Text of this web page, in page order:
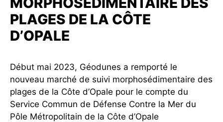
PLAGES DE LA CÔTE
D’OPALE
Début mai 2023, Géodunes a remporté le
nouveau marché de suivi morphosédimentaire des
plages de la Côte d’Opale pour le compte du
Service Commun de Défense Contre la Mer du
Pôle Métropolitain de la Côte d’Opale